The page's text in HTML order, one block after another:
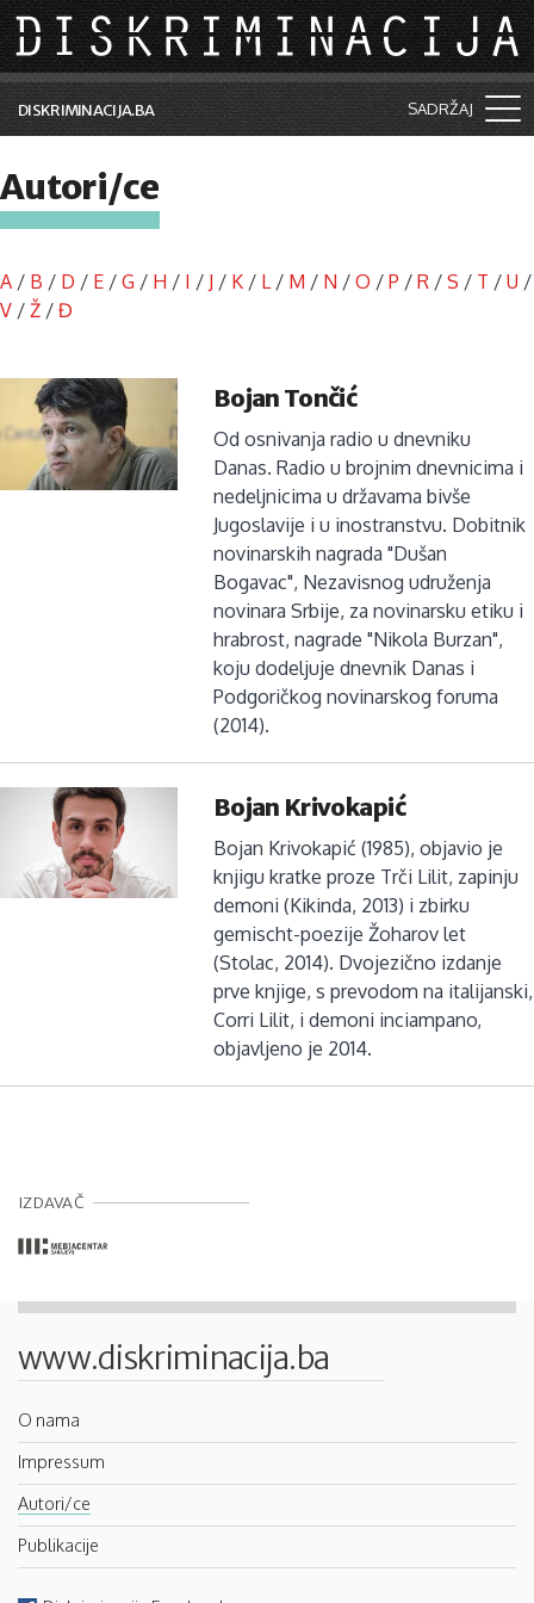
Skip to main content
DISKRIMINACIJA.BA SADRŽAJ
Vijesti i događaji
Kolumne
Saradnja sa medijima
Pretraga
Autori/ce
A / B / D / E / G / H / I / J / K / L / M / N / O / P / R / S / T / U /
V / Ž / Đ
Bojan Tončić
Od osnivanja radio u dnevniku
Danas. Radio u brojnim dnevnicima i
nedeljnicima u državama bivše
Jugoslavije i u inostranstvu. Dobitnik
novinarskih nagrada "Dušan
Bogavac", Nezavisnog udruženja
novinara Srbije, za novinarsku etiku i
hrabrost, nagrade "Nikola Burzan",
koju dodeljuje dnevnik Danas i
Podgoričkog novinarskog foruma
(2014).
Bojan Krivokapić
Bojan Krivokapić (1985), objavio je
knjigu kratke proze Trči Lilit, zapinju
demoni (Kikinda, 2013) i zbirku
gemischt-poezije Žoharov let
(Stolac, 2014). Dvojezično izdanje
prve knjige, s prevodom na italijanski,
Corri Lilit, i demoni inciampano,
objavljeno je 2014.
IZDAVAČ
www.diskriminacija.ba
O nama
Impressum
Autori/ce
Publikacije